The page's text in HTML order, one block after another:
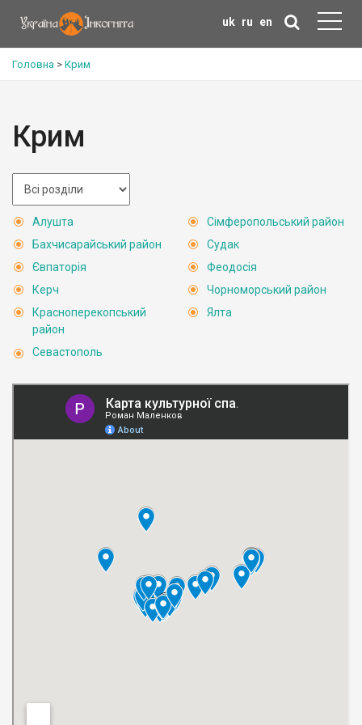
uk ru en
Головна > Крим
Крим
Алушта
Бахчисарайський район
Євпаторія
Керч
Красноперекопський
район
Севастополь
Сімферопольський район
Судак
Феодосія
Чорноморський район
Ялта